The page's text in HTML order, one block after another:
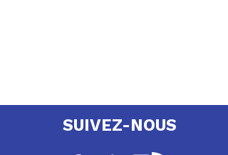
SUIVEZ-NOUS